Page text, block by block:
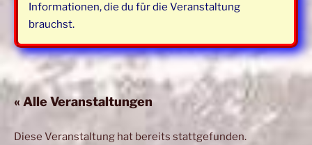
Informationen, die du für die Veranstaltung
brauchst.
« Alle Veranstaltungen
Diese Veranstaltung hat bereits stattgefunden.